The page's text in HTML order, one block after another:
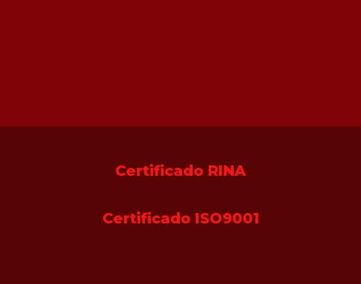
Certificado RINA
Certificado ISO9001